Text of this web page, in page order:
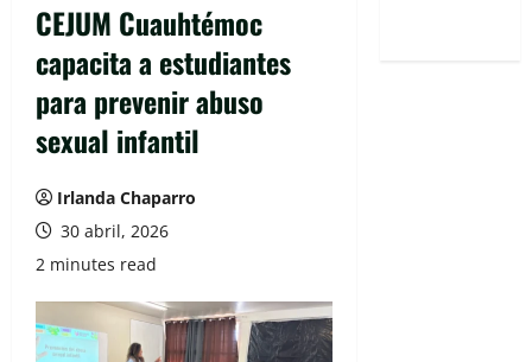
CEJUM Cuauhtémoc
capacita a estudiantes
para prevenir abuso
sexual infantil
Irlanda Chaparro
30 abril, 2026
2 minutes read